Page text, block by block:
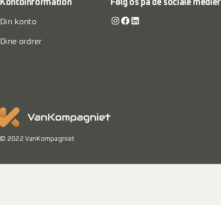
Kontoinformation
Din konto
Dine ordrer
Følg os på de sociale medier
Instagram Facebook LinkedIn
© 2022 VanKompagniet